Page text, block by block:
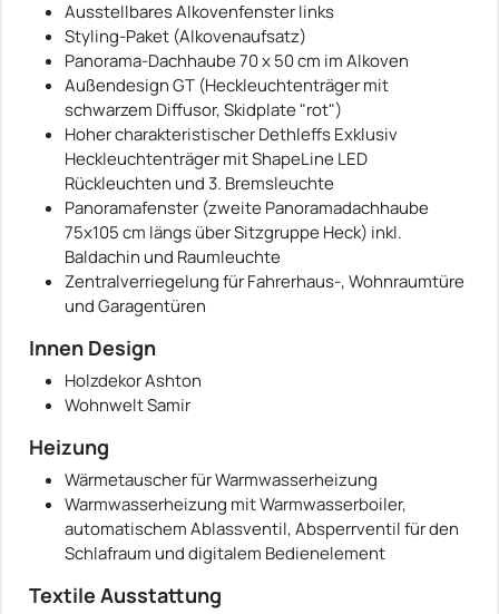
Ausstellbares Alkovenfenster links
Styling-Paket (Alkovenaufsatz)
Panorama-Dachhaube 70 x 50 cm im Alkoven
Außendesign GT (Heckleuchtenträger mit
schwarzem Diffusor, Skidplate "rot")
Hoher charakteristischer Dethleffs Exklusiv
Heckleuchtenträger mit ShapeLine LED
Rückleuchten und 3. Bremsleuchte
Panoramafenster (zweite Panoramadachhaube
75x105 cm längs über Sitzgruppe Heck) inkl.
Baldachin und Raumleuchte
Zentralverriegelung für Fahrerhaus-, Wohnraumtüre
und Garagentüren
Innen Design
Holzdekor Ashton
Wohnwelt Samir
Heizung
Wärmetauscher für Warmwasserheizung
Warmwasserheizung mit Warmwasserboiler,
automatischem Ablassventil, Absperrventil für den
Schlafraum und digitalem Bedienelement
Textile Ausstattung